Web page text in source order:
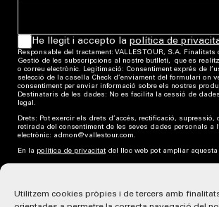
Utilitzem cookies pròpies i de tercers amb
He llegit i accepto la política de
Responsable del tractament: VALLES TOUR, S.A.
Gestió de les subscripcions al nostre butlletí, que es
o correu electrònic. Legitimació: Consentiment exprés de
selecció de la casella Check d’enviament del formulari on
consentiment per enviar informació sobre els nostres
Destinataris de les dades: No es facilita la cessió de
legal.
Drets: Pot exercir els drets d’accés, rectificació,
retirada del consentiment de les seves dades personals a
electrònic: admon@vallestour.com.
En la política de privacitat del lloc web pot ampliar
Sabadell, Barcelona
+ 34 93 727 22 63
Subscriu-
WhatsApp: